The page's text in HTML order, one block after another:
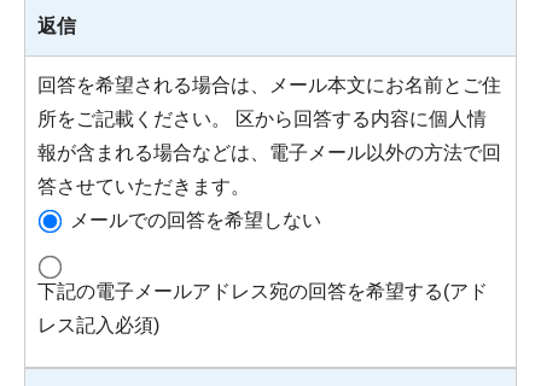
返信
回答を希望される場合は、メール本文にお名前とご住
所をご記載ください。 区から回答する内容に個人情
報が含まれる場合などは、電子メール以外の方法で回
答させていただきます。
メールでの回答を希望しない
下記の電子メールアドレス宛の回答を希望する(アド
レス記入必須)